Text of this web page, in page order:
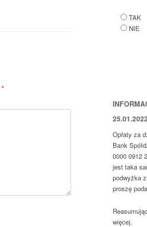
*
TAK
NIE
Opłaty za
Bank
0000 0912
jest taka
podwyżka
proszę
więcej.